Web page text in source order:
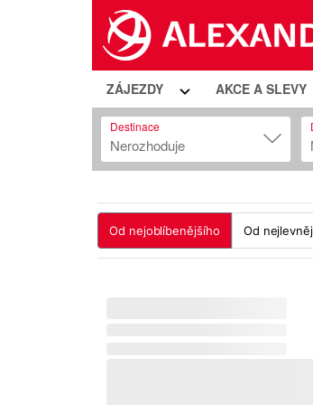
ZÁJEZDY AKCE A SLEVY
Destinace
Nerozhoduje
Od nejoblíbenějšího Od